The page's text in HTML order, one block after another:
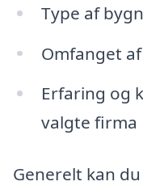
Type af
Omfanget
Erfaring og
valgte firma
Generelt kan